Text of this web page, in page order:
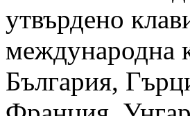
утвърдено
международна
България,